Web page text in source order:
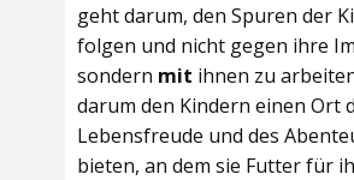
geht darum, den Spuren der
folgen und nicht gegen ihre
sondern mit ihnen zu
darum den Kindern einen Ort
Lebensfreude und des
bieten, an dem sie Futter für